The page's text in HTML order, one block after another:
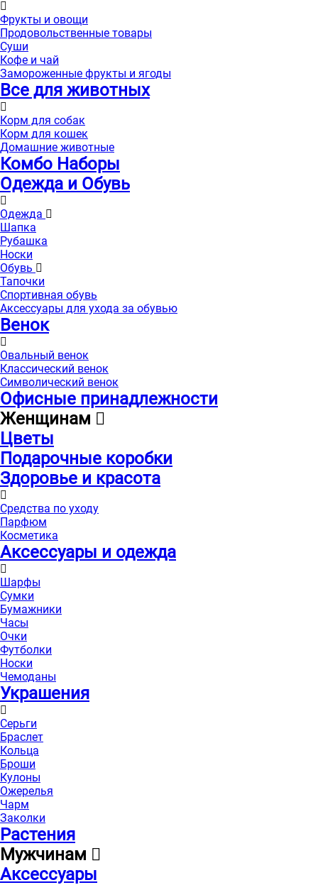
Фрукты и овощи
Продовольственные товары
Суши
Кофе и чай
Замороженные фрукты и ягоды
Все для животных
Корм для собак
Корм для кошек
Домашние животные
Комбо Наборы
Одежда и Обувь
Одежда
Шапка
Рубашка
Носки
Обувь
Тапочки
Спортивная обувь
Аксессуары для ухода за обувью
Венок
Овальный венок
Классический венок
Символический венок
Офисные принадлежности
Женщинам
Цветы
Подарочные коробки
Здоровье и красота
Средства по уходу
Парфюм
Косметика
Аксессуары и одежда
Шарфы
Сумки
Бумажники
Часы
Очки
Футболки
Носки
Чемоданы
Украшения
Серьги
Браслет
Кольца
Броши
Кулоны
Ожерелья
Чарм
Заколки
Растения
Мужчинам
Аксессуары